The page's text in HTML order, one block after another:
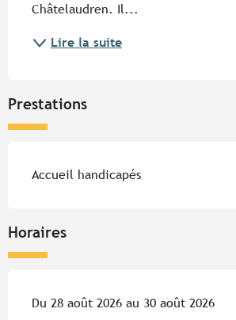
Châtelaudren. Il...
Lire la suite
Prestations
Accueil handicapés
Horaires
Du 28 août 2026 au 30 août 2026